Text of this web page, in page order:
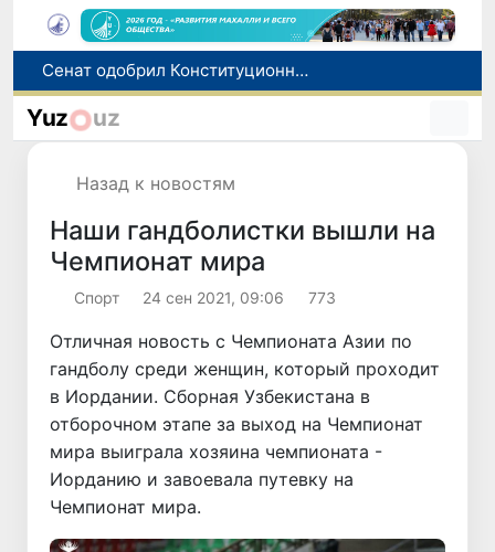
В Ташкенте задержали подозреваемых в распространении крупной партии наркотиков
В Узбекистане упростят назначение пенсий по инвалидности
Yuz uz
Назад к новостям
Наши гандболистки вышли на
Чемпионат мира
Спорт 24 сен 2021, 09:06 773
Отличная новость с Чемпионата Азии по
гандболу среди женщин, который проходит
в Иордании. Сборная Узбекистана в
отборочном этапе за выход на Чемпионат
мира выиграла хозяина чемпионата -
Иорданию и завоевала путевку на
Чемпионат мира.